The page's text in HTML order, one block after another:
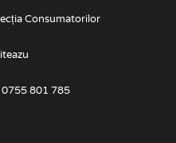
Consumatorilor
0755 801 785